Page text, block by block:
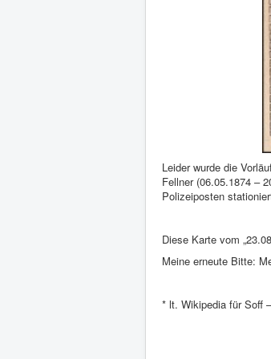
Leider wurde die
Fellner (06.05.1874 –
Polizeiposten
Diese Karte vom
Meine erneute Bitte:
* lt. Wikipedia für Soff